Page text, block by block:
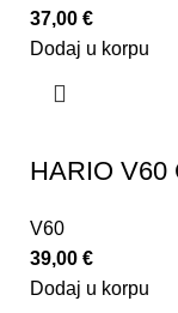
37,00 €
Dodaj u korpu
HARIO V60
V60
39,00 €
Dodaj u korpu